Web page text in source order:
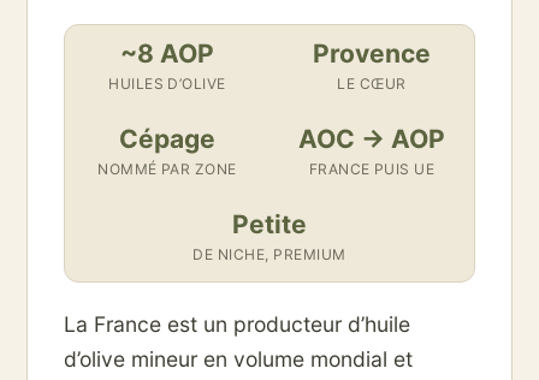
~8 AOP
HUILES D’OLIVE
Provence
LE CŒUR
Cépage
NOMMÉ PAR ZONE
AOC → AOP
FRANCE PUIS UE
Petite
DE NICHE, PREMIUM
La France est un producteur d’huile
d’olive mineur en volume mondial et